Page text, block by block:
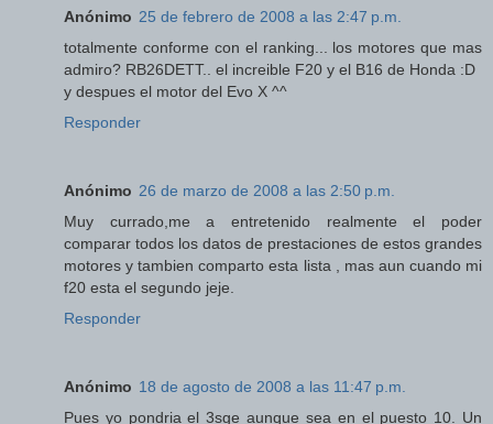
Anónimo 25 de febrero de 2008 a las 2:47 p.m.
totalmente conforme con el ranking... los motores que mas
admiro? RB26DETT.. el increible F20 y el B16 de Honda :D
y despues el motor del Evo X ^^
Responder
Anónimo 26 de marzo de 2008 a las 2:50 p.m.
Muy currado,me a entretenido realmente el poder
comparar todos los datos de prestaciones de estos grandes
motores y tambien comparto esta lista , mas aun cuando mi
f20 esta el segundo jeje.
Responder
Anónimo 18 de agosto de 2008 a las 11:47 p.m.
Pues yo pondria el 3sge aunque sea en el puesto 10. Un